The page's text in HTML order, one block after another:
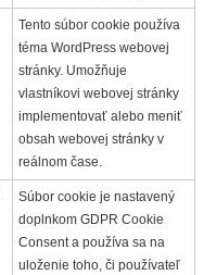
Tento súbor cookie používa
téma WordPress webovej
stránky. Umožňuje
vlastníkovi webovej stránky
implementovať alebo meniť
obsah webovej stránky v
reálnom čase.
Súbor cookie je nastavený
doplnkom GDPR Cookie
Consent a používa sa na
uloženie toho, či používateľ